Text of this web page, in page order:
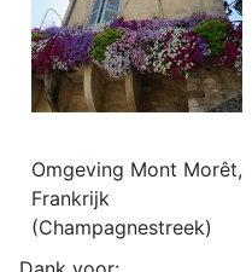
Omgeving Mont Morêt,
Frankrijk
(Champagnestreek)